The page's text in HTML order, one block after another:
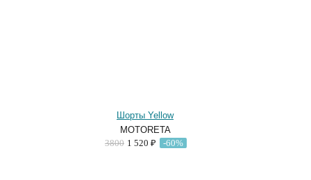
Шорты Yellow
MOTORETA
3800 1 520 ₽ -60%